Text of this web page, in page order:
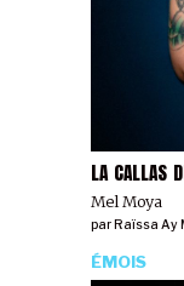
LA CALLAS
Mel Moya
par Raïssa Ay
ÉMOIS